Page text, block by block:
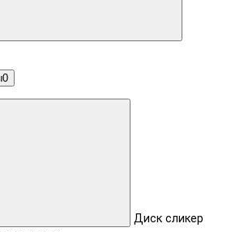
0
Диск сликер